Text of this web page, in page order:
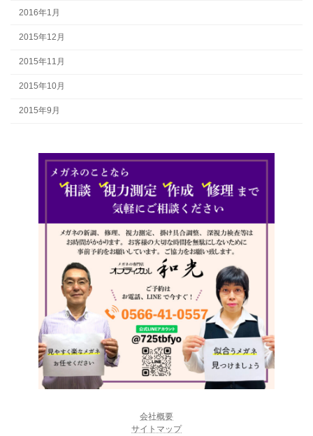
2016年1月
2015年12月
2015年11月
2015年10月
2015年9月
会社概要
サイトマップ